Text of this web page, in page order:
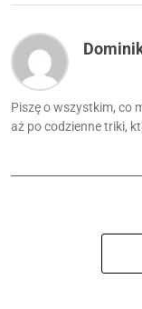
Piszę o wszystkim, co
aż po codzienne triki,